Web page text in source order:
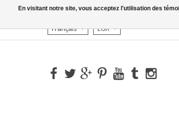
Français EUR
En visitant notre site, vous acceptez l'utilisation des